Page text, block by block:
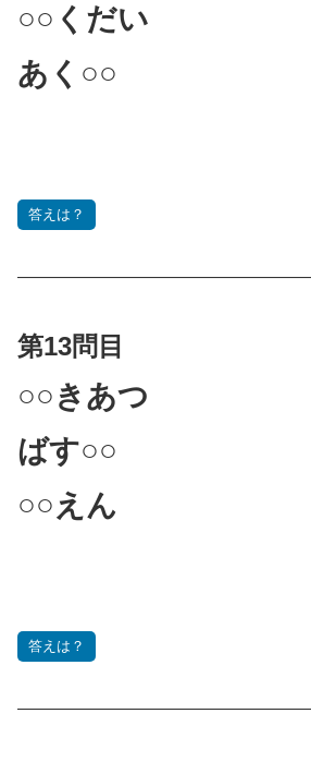
○○くだい
あく○○
答えは？
第13問目
○○きあつ
ばす○○
○○えん
答えは？